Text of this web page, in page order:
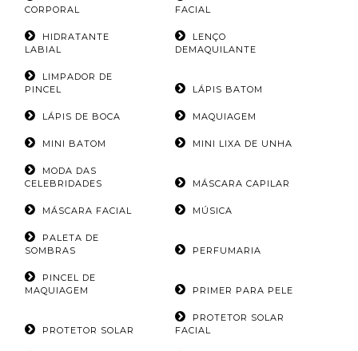
CORPORAL
FACIAL
HIDRATANTE
LABIAL
LENÇO
DEMAQUILANTE
LIMPADOR DE
PINCEL
LÁPIS BATOM
LÁPIS DE BOCA MAQUIAGEM
MINI BATOM MINI LIXA DE UNHA
MODA DAS
CELEBRIDADES
MÁSCARA CAPILAR
MÁSCARA FACIAL MÚSICA
PALETA DE
SOMBRAS
PERFUMARIA
PINCEL DE
MAQUIAGEM
PRIMER PARA PELE
PROTETOR SOLAR
PROTETOR SOLAR
FACIAL